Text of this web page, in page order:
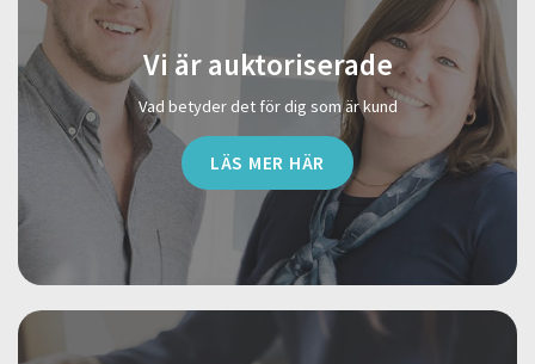
Vi är auktoriserade
Vad betyder det för dig som är kund
LÄS MER HÄR